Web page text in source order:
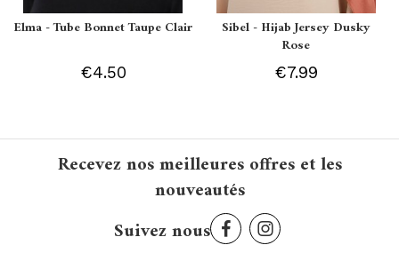
Elma - Tube Bonnet Taupe Clair
€4.50
Sibel - Hijab Jersey Dusky
Rose
€7.99
Recevez nos meilleures offres et les
nouveautés
Suivez nous